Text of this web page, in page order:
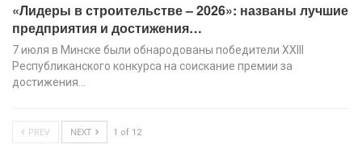
«Лидеры в строительстве – 2026»: названы лучшие
предприятия и достижения…
7 июля в Минске были обнародованы победители XХIII
Республиканского конкурса на соискание премии за
достижения…
PREV NEXT 1 of 12